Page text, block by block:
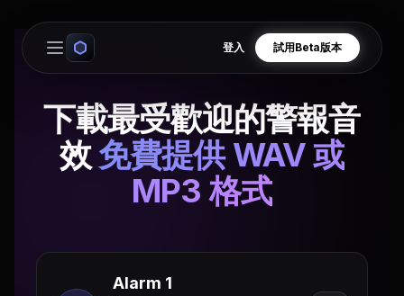
Open main menu
登入 試用Beta版本
下載最受歡迎的警報音
效免費提供 WAV 或
MP3 格式
Alarm 1